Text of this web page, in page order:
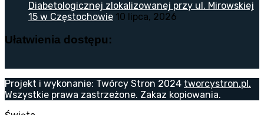
Diabetologicznej zlokalizowanej przy ul. Mirowskiej
15 w Częstochowie 10 lipca, 2026
Ułatwienia dostępu:
Projekt i wykonanie: Twórcy Stron 2024 tworcystron.pl.
Wszystkie prawa zastrzeżone. Zakaz kopiowania.